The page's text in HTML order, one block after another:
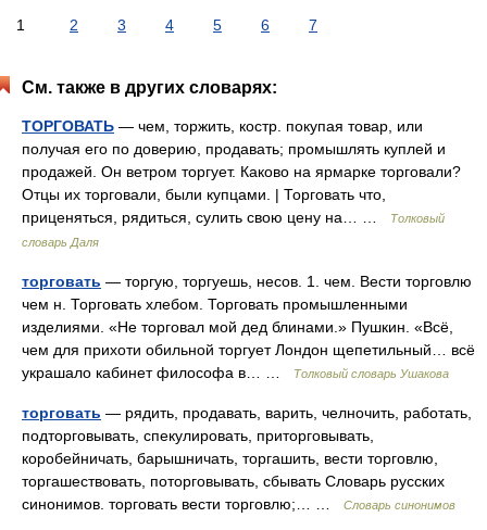
1 2 3 4 5 6 7
См. также в других словарях:
ТОРГОВАТЬ — чем, торжить, костр. покупая товар, или
получая его по доверию, продавать; промышлять куплей и
продажей. Он ветром торгует. Каково на ярмарке торговали?
Отцы их торговали, были купцами. | Торговать что,
приценяться, рядиться, сулить свою цену на… …
Толковый
словарь Даля
торговать — торгую, торгуешь, несов. 1. чем. Вести торговлю
чем н. Торговать хлебом. Торговать промышленными
изделиями. «Не торговал мой дед блинами.» Пушкин. «Всё,
чем для прихоти обильной торгует Лондон щепетильный… всё
украшало кабинет философа в… …
Толковый словарь Ушакова
торговать — рядить, продавать, варить, челночить, работать,
подторговывать, спекулировать, приторговывать,
коробейничать, барышничать, торгашить, вести торговлю,
торгашествовать, поторговывать, сбывать Словарь русских
синонимов. торговать вести торговлю;… …
Словарь синонимов